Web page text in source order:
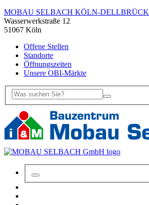
MOBAU SELBACH KÖLN-DELLBRÜCK
Wasserwerkstraße 12
51067 Köln
Offene Stellen
Standorte
Öffnungszeiten
Unsere OBI-Märkte